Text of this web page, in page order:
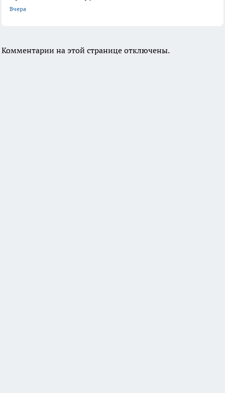
Вчера
Комментарии на этой странице отключены.